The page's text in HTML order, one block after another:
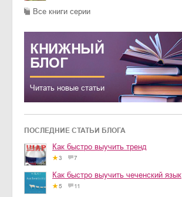
Все книги серии
КНИЖНЫЙ
БЛОГ
Читать новые статьи
ПОСЛЕДНИЕ СТАТЬИ БЛОГА
Как быстро выучить тренд
3 7
Как быстро выучить чеченский язык
5 11